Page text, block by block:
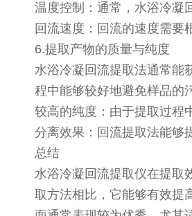
温度控制：通常，水浴冷
回流速度：回流的速度需
6.提取产物的质量与纯度
水浴冷凝回流提取法通常能
程中能够较好地避免样品的
较高的纯度：由于提取过
分离效果：回流提取法能够
总结
水浴冷凝回流提取仪在提取
取方法相比，它能够有效提